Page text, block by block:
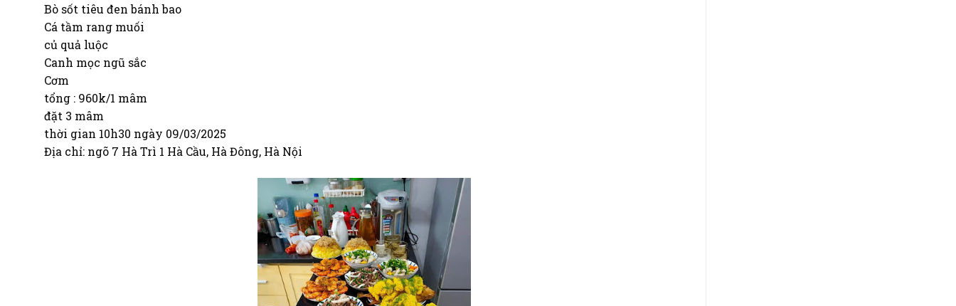
Bò sốt tiêu đen bánh bao
Cá tầm rang muối
củ quả luộc
Canh mọc ngũ sắc
Cơm
tổng : 960k/1 mâm
đặt 3 mâm
thời gian 10h30 ngày 09/03/2025
Địa chỉ: ngõ 7 Hà Trì 1 Hà Cầu, Hà Đông, Hà Nội